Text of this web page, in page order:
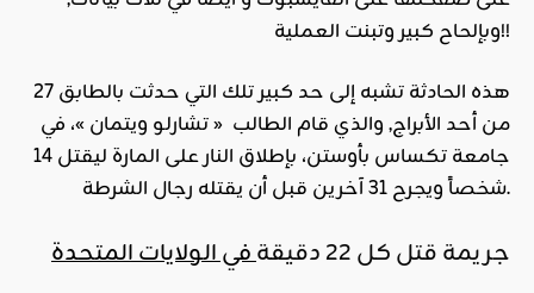
وبإلحاح كبير وتبنت العملية!!
هذه الحادثة تشبه إلى حد كبير تلك التي حدثت بالطابق 27
من أحد الأبراج, والذي قام الطالب « تشارلو ويتمان »، في
جامعة تكساس بأوستن، بإطلاق النار على المارة ليقتل 14
شخصاً ويجرح 31 آخرين قبل أن يقتله رجال الشرطة.
جريمة قتل كل 22 دقيقة في الولايات المتحدة